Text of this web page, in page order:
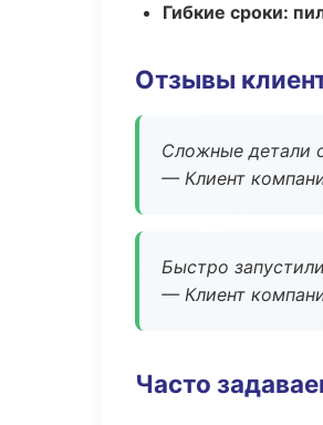
Гибкие сроки:
Отзывы
Сложные детали
— Клиент
Быстро
— Клиент
Часто